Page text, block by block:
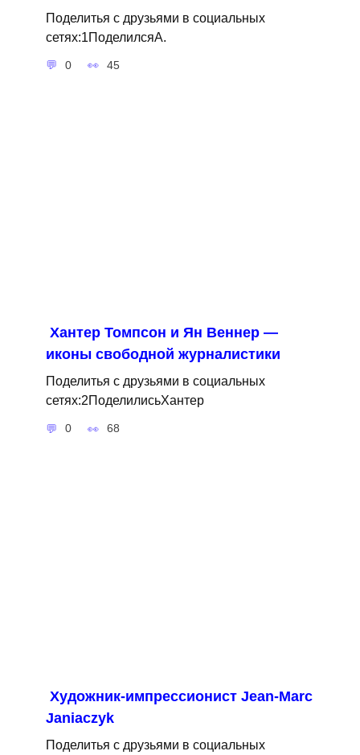
Поделитья с друзьями в социальных
сетях:1ПоделилсяA.
0 45
Хантер Томпсон и Ян Веннер —
иконы свободной журналистики
Поделитья с друзьями в социальных
сетях:2ПоделилисьХантер
0 68
Художник-импрессионист Jean-Marc
Janiaczyk
Поделитья с друзьями в социальных